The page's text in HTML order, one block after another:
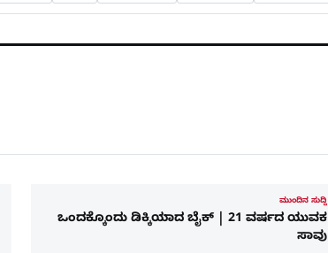
ಮುಂದಿನ ಸುದ್ದಿ
ಒಂದಕ್ಕೊಂದು ಡಿಕ್ಕಿಯಾದ ಬೈಕ್‌ | 21 ವರ್ಷದ ಯುವಕ
ಸಾವು